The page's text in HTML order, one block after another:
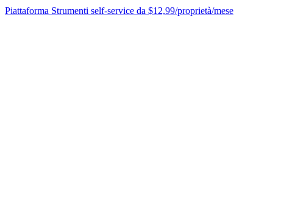
Piattaforma Strumenti self-service da $12,99/proprietà/mese